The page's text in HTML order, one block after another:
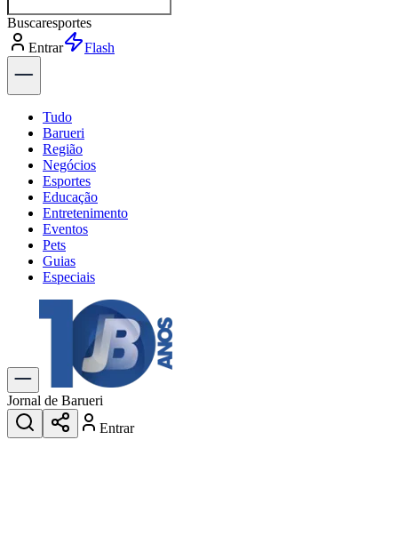
Buscarpolítica
Entrar
Explorar
Tudo
Barueri
Região
Negócios
Esportes
Educação
Entretenimento
Eventos
Pets
Guias
Especiais
Explore Tudo
Últimas Notícias
Previsão do Tempo
Trânsito e Rotas
Dia a Dia & Lazer
Transportes
Gastronomia
Jornal de Barueri
Entrar